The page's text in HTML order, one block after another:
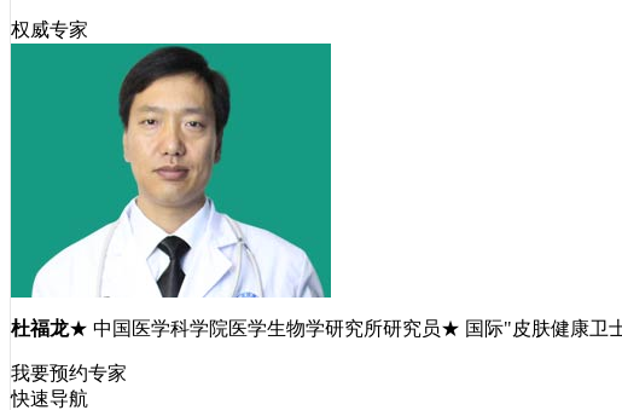
权威专家
杜福龙★ 中国医学科学院医学生物学研究所研究员★ 国际"皮肤健康
我要预约专家
快速导航